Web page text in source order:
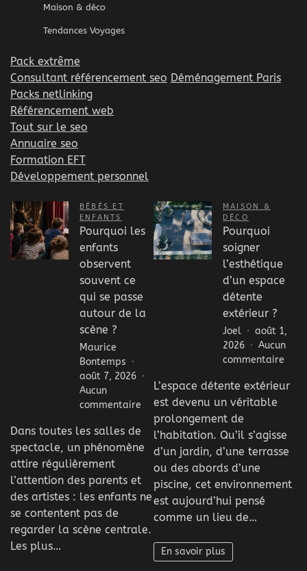
Maison & déco
Tendances Voyages
Pack extrême
Consultant référencement seo Déménagement Paris
Packs netlinking
Référencement web
Tout sur le seo
Annuaire seo
Formation EFT
Développement personnel
BÉBÉS ET
ENFANTS
Pourquoi les
enfants
observent
souvent ce
qui se passe
autour de la
scène ?
Maurice
Bontemps
août 7, 2026
Aucun
commentaire sur
Pourquoi
enfants
observent
souvent
qui
passe
autour
Dans toutes les salles de
spectacle, un phénomène
attire régulièrement
l’attention des parents et
des artistes : les enfants ne
se contentent pas de
regarder la scène centrale.
Les plus…
MAISON &
DÉCO
Pourquoi
soigner
l’esthétique
d’un espace
détente
extérieur ?
Joel
août 1,
2026
Aucun
commentaire
L’espace détente extérieur
est devenu un véritable
prolongement de
l’habitation. Qu’il s’agisse
d’un jardin, d’une terrasse
ou des abords d’une
piscine, cet environnement
est aujourd’hui pensé
comme un lieu de…
En savoir plus